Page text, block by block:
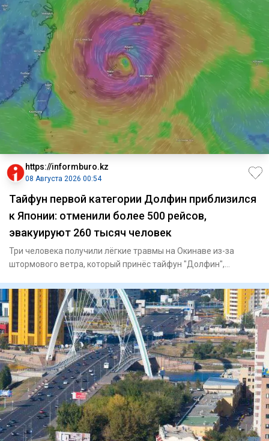
https://informburo.kz
08 Августа 2026 00:54
Тайфун первой категории Долфин приблизился
к Японии: отменили более 500 рейсов,
эвакуируют 260 тысяч человек
Три человека получили лёгкие травмы на Окинаве из-за
штормового ветра, который принёс тайфун "Долфин",